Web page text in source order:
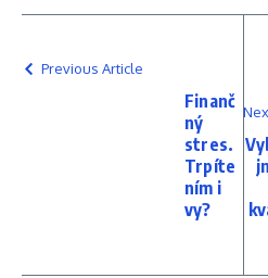
Previous Article
Finanč
ný
stres.
Trpíte
ním i
vy?